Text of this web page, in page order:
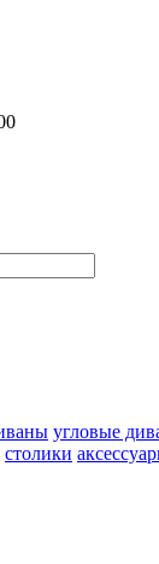
угловые
столики